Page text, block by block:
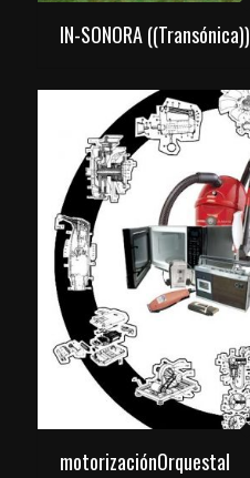
IN-SONORA ((Transónica))
motorizaciónOrquestal